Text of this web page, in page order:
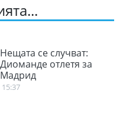
Нещата се случват:
Диоманде отлетя за
Мадрид
15:37